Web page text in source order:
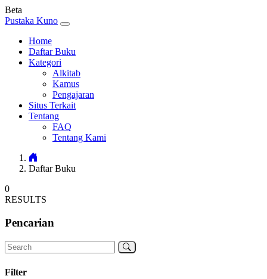
Beta
Pustaka Kuno
Home
Daftar Buku
Kategori
Alkitab
Kamus
Pengajaran
Situs Terkait
Tentang
FAQ
Tentang Kami
Daftar Buku
0
RESULTS
Pencarian
Filter